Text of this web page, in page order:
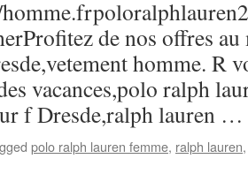
de nos offres
homme. R
vacances,polo ralph
f Dresde,ralph lauren …
polo ralph lauren femme, ralph lauren